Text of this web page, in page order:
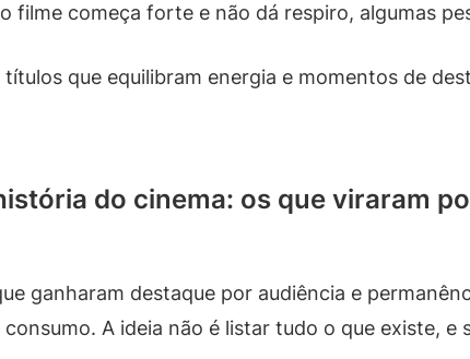
começa forte e não dá respiro, algumas
que equilibram energia e momentos de
do cinema: os que viraram
ganharam destaque por audiência e
A ideia não é listar tudo o que existe, e